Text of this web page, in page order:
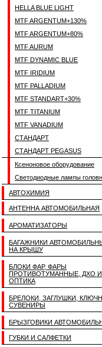
HELLA BLUE LIGHT
MTF ARGENTUM+130%
MTF ARGENTUM+80%
MTF AURUM
MTF DYNAMIC BLUE
MTF IRIDIUM
MTF PALLADIUM
MTF STANDART+30%
MTF TITANIUM
MTF VANADIUM
СТАНДАРТ
СТАНДАРТ PEGASUS
Ксеноновое оборудование
Светодиодные лампы
АВТОХИМИЯ
АНТЕННА АВТОМОБИЛЬНАЯ
АРОМАТИЗАТОРЫ
БАГАЖНИКИ
НА КРЫШУ
БЛОКИ ФАР, ФАРЫ
ПРОТИВОТУМАННЫЕ, ДХО
ОПТИКА
БРЕЛОКИ, ЗАГЛУШКИ,
СУВЕНИРЫ
БРЫЗГОВИКИ
ГУБКИ И САЛФЕТКИ